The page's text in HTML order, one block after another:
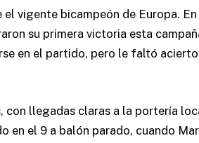
vigente bicampeón de Europa.
su primera victoria esta
en el partido, pero le faltó
llegadas claras a la portería
en el 9 a balón parado, cuando